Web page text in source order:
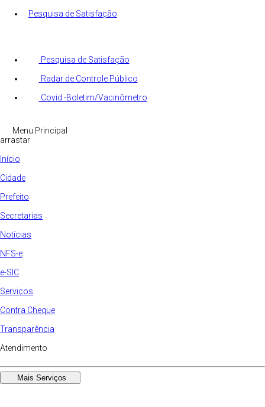
Pesquisa de Satisfação
Pesquisa de Satisfação
Radar de Controle Público
Covid -Boletim/Vacinômetro
Menu Principal
arrastar
Início
Cidade
Prefeito
Secretarias
Notícias
NFS-e
e-SIC
Serviços
Contra Cheque
Transparência
Atendimento
Mais Serviços